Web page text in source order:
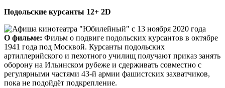
Подольские курсанты 12+ 2D
О фильме: Фильм о подвиге подольских курсантов в октябре
1941 года под Москвой. Курсанты подольских
артиллерийского и пехотного училищ получают приказ занять
оборону на Ильинском рубеже и сдерживать совместно с
регулярными частями 43-й армии фашистских захватчиков,
пока не подойдёт подкрепление.